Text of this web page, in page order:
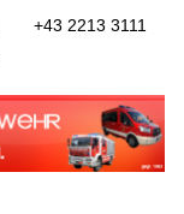
+43 2213 3111